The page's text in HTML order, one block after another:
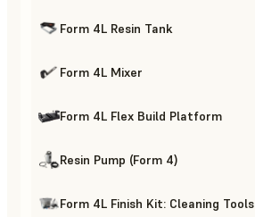
Form 4L Resin Tank
Form 4L Mixer
Form 4L Flex Build Platform
Resin Pump (Form 4)
Form 4L Finish Kit: Cleaning Tools